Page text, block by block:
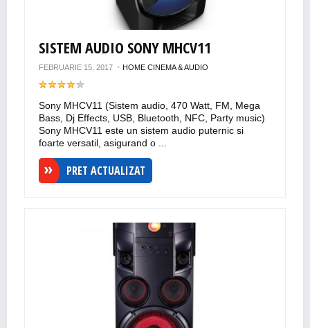
SISTEM AUDIO SONY MHCV11
FEBRUARIE 15, 2017 HOME CINEMA & AUDIO
Sony MHCV11 (Sistem audio, 470 Watt, FM, Mega
Bass, Dj Effects, USB, Bluetooth, NFC, Party music)
Sony MHCV11 este un sistem audio puternic si
foarte versatil, asigurand o ...
PRET ACTUALIZAT